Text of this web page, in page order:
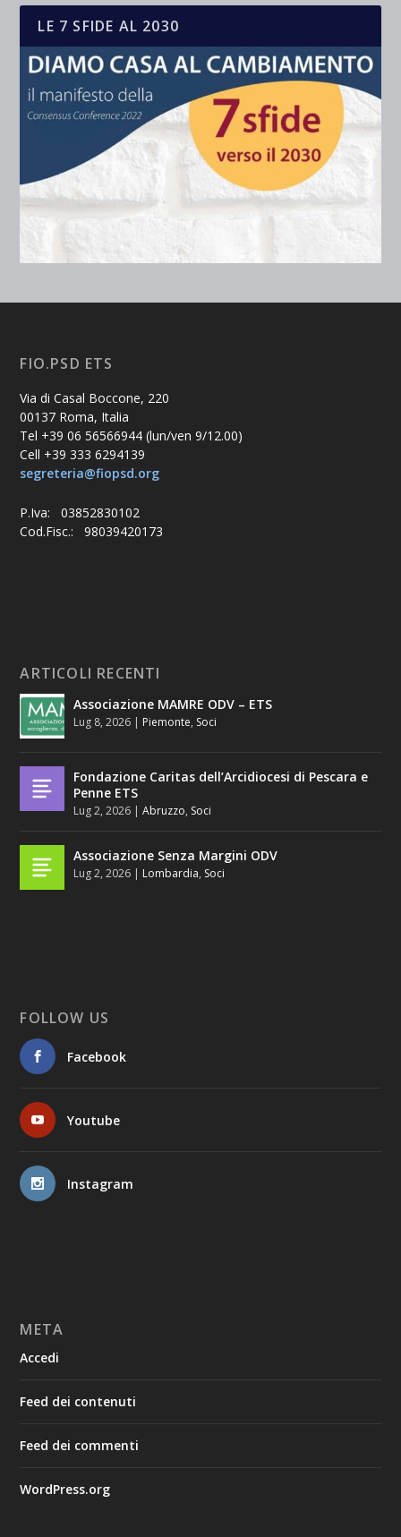
LE 7 SFIDE AL 2030
FIO.PSD ETS
Via di Casal Boccone, 220
00137 Roma, Italia
Tel +39 06 56566944 (lun/ven 9/12.00)
Cell +39 333 6294139
segreteria@fiopsd.org
P.Iva: 03852830102
Cod.Fisc.: 98039420173
ARTICOLI RECENTI
Associazione MAMRE ODV – ETS
Lug 8, 2026 | Piemonte, Soci
Fondazione Caritas dell’Arcidiocesi di Pescara e
Penne ETS
Lug 2, 2026 |Abruzzo, Soci
Associazione Senza Margini ODV
Lug 2, 2026 | Lombardia, Soci
FOLLOW US
Facebook
Youtube
Instagram
META
Accedi
Feed dei contenuti
Feed dei commenti
WordPress.org